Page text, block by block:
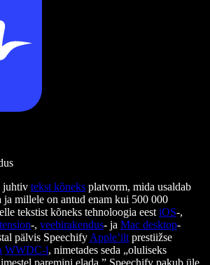
juhtiv tekst kõneks platvorm, mida usaldab
millele on antud enam kui 500 000
tekstist kõneks tehnoloogia eest iOS-,
-, veebirakendus- ja Mac desktop-
pälvis Speechify Apple’ilt prestiižse
WWDC-l, nimetades seda „oluliseks
paremini elada.” Speechify pakub üle